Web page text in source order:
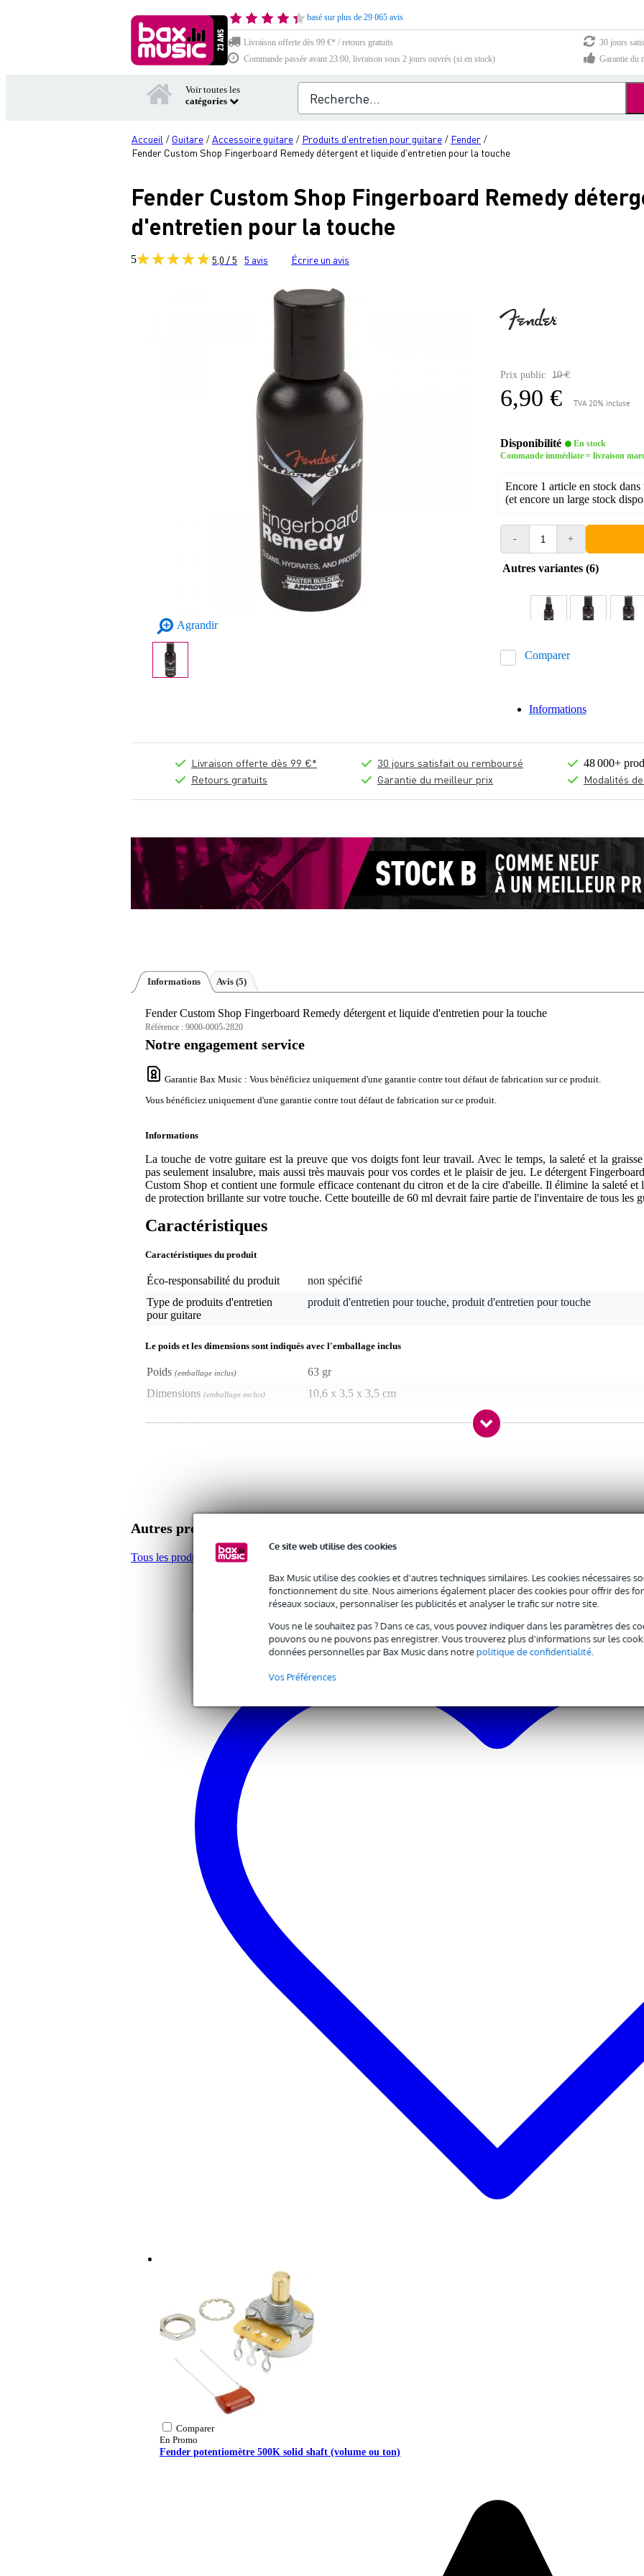
Ce site web utilise des cookies
Bax Music utilise des cookies et d'autres techniques similaires. Les cookies nécessaires
fonctionnement du site. Nous aimerions également placer des cookies pour offrir des
réseaux sociaux, personnaliser les publicités et analyser le trafic sur notre site.
Vous ne le souhaitez pas ? Dans ce cas, vous pouvez indiquer dans les paramètres des
pouvons ou ne pouvons pas enregistrer. Vous trouverez plus d'informations sur les
données personnelles par Bax Music dans notrepolitique de confidentialité.
Vos Préférences
basé sur plus de 29 065 avis
Livraison offerte dès 99 €* / retours gratuits
30 jours
Commande passée avant 23:00, livraison sous 2 jours ouvrés (si en stock)
Garantie du
Voir toutes les
catégories
Accueil / Guitare /Accessoire guitare / Produits d'entretien pour guitare / Fender /
Fender Custom Shop Fingerboard Remedy détergent et liquide d'entretien pour la touche
Fender Custom Shop Fingerboard Remedy
d'entretien pour la touche
5 5,0 / 5 5 avis Écrire un avis
Agrandir
Prix public 10 €
6,90 € TVA 20% incluse
Disponibilité
En stock
Commande immédiate = livraison
Encore 1 article en stock dans
(et encore un large stock
- +
Autres variantes (6)
Comparer
Informations
Livraison offerte dès 99 €*
Retours gratuits
30 jours satisfait ou remboursé
Garantie du meilleur prix
48 000+
Modalités
Informations Avis (5)
Fender Custom Shop Fingerboard Remedy détergent et liquide d'entretien pour la touche
Référence : 9000-0005-2820
Notre engagement service
Garantie Bax Music : Vous bénéficiez uniquement d'une garantie contre tout défaut de fabrication sur ce produit.
Vous bénéficiez uniquement d'une garantie contre tout défaut de fabrication sur ce produit.
Informations
La touche de votre guitare est la preuve que vos doigts font leur travail. Avec le temps, la saleté et la
pas seulement insalubre, mais aussi très mauvais pour vos cordes et le plaisir de jeu. Le détergent
Custom Shop et contient une formule efficace contenant du citron et de la cire d'abeille. Il élimine la saleté et
de protection brillante sur votre touche. Cette bouteille de 60 ml devrait faire partie de l'inventaire de tous les
Caractéristiques
Caractéristiques du produit
Éco-responsabilité du produit
non spécifié
Type de produits d'entretien
pour guitare
produit d'entretien pour touche, produit d'entretien pour touche
Le poids et les dimensions sont indiqués avec l'emballage inclus
Poids (emballage inclus)
63 gr
Dimensions (emballage inclus) 10,6 x 3,5 x 3,5 cm
Caractéristiques
- approprié pour chaque finition
- détergeant et dégraissant
- donne une couche de protection brillante
- contenu: 60 ml
Autres produits de Fender
Tous les produits de Fender
Comparer
En Promo
Fender potentiomètre 500K solid shaft (volume ou ton)